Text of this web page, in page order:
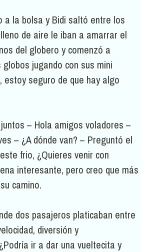
a la bolsa y Bidi saltó entre los
de aire le iban a amarrar el
del globero y comenzó a
jugando con sus mini
estoy seguro de que hay algo
– Hola amigos voladores –
– ¿A dónde van? – Preguntó el
frio, ¿Quieres venir con
interesante, pero creo que más
camino.
dos pasajeros platicaban entre
diversión y
ir a dar una vueltecita y